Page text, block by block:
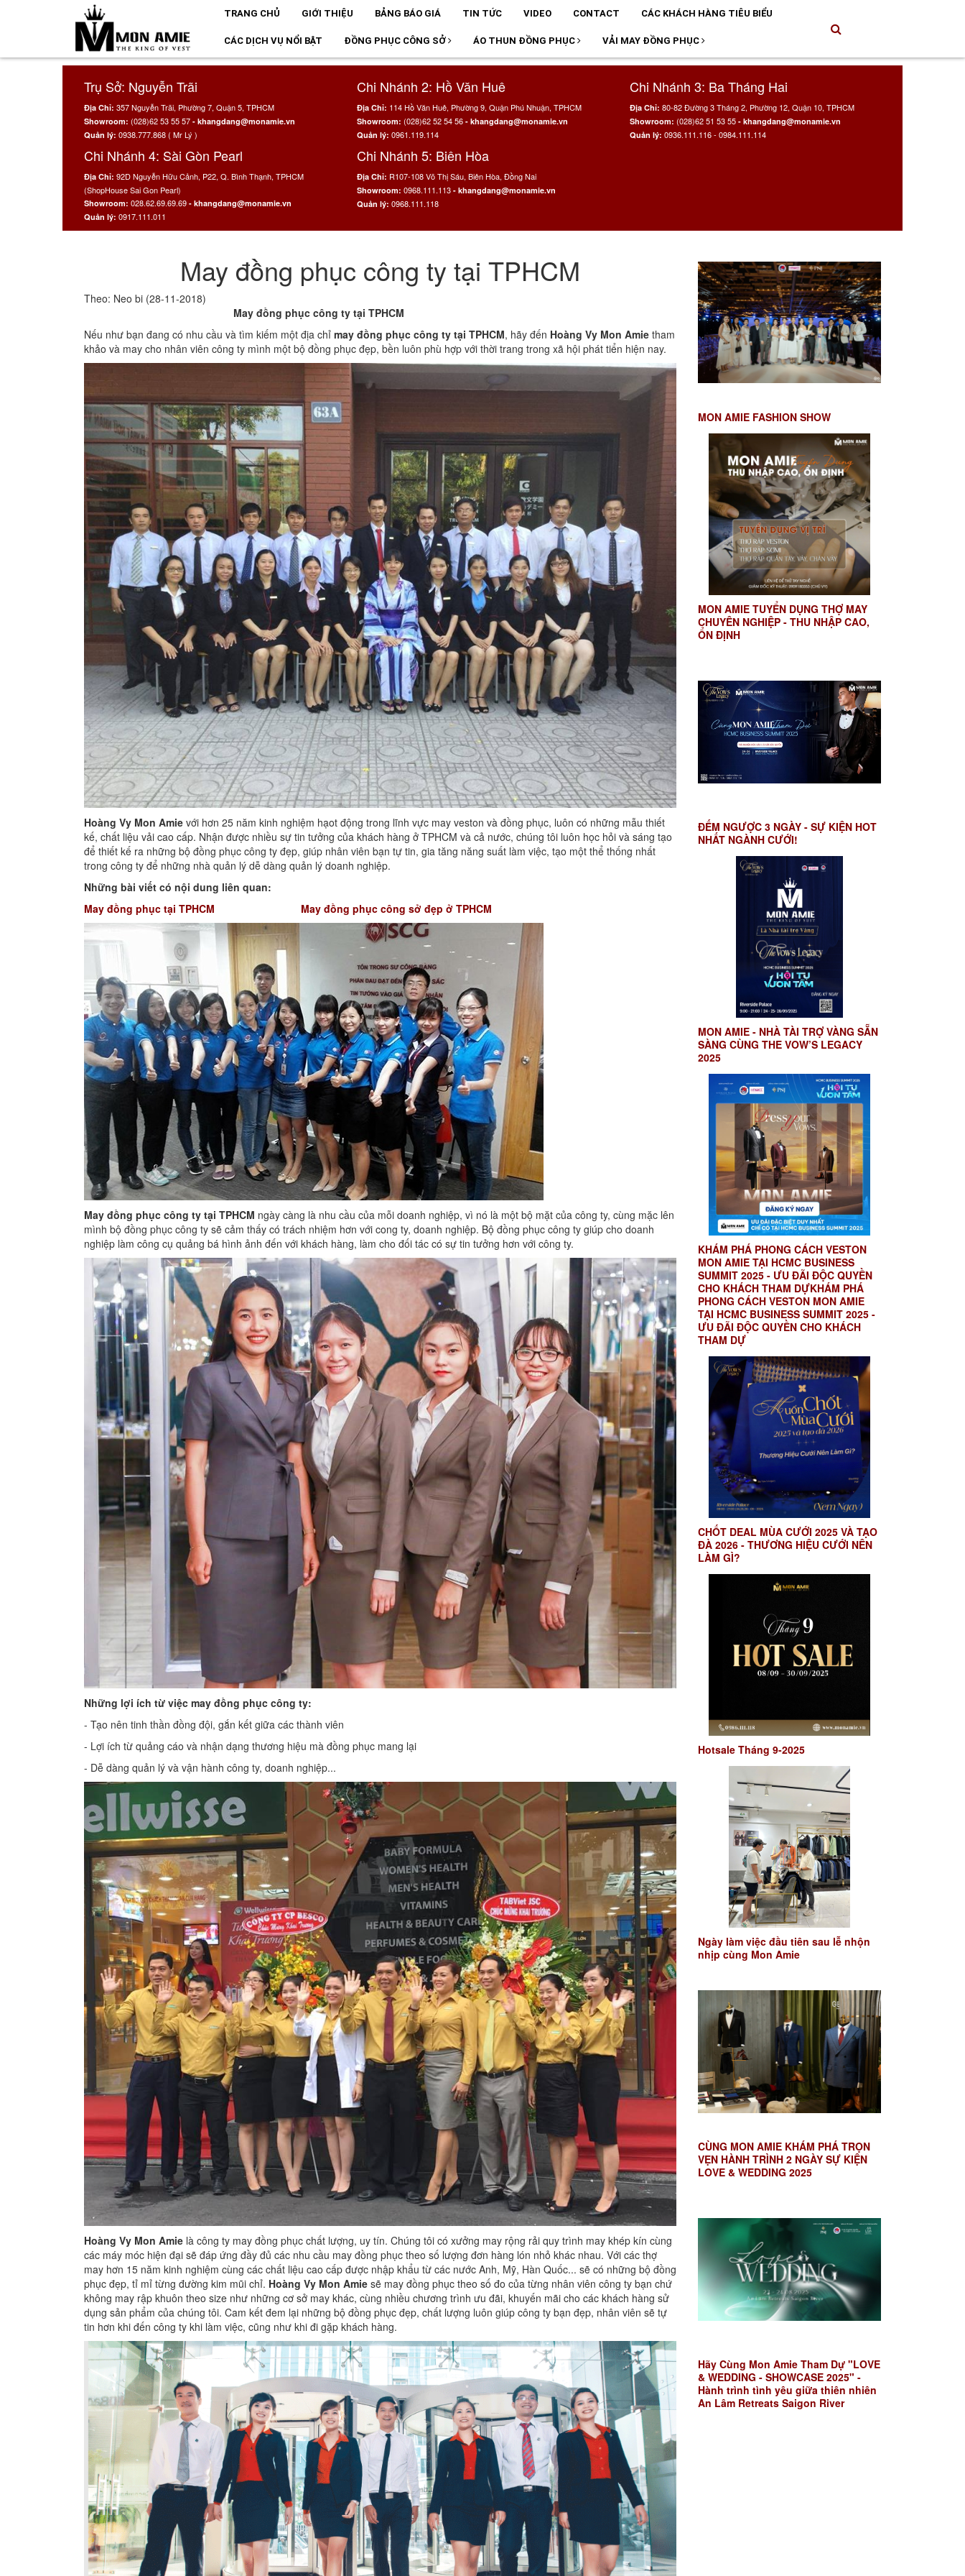
TRANG CHỦ GIỚI THIỆU BẢNG BÁO GIÁ TIN TỨC VIDEO CONTACT CÁC KHÁCH HÀNG TIÊU BIỂU
CÁC DỊCH VỤ NỔI BẬT ĐỒNG PHỤC CÔNG SỞ ÁO THUN ĐỒNG PHỤC VẢI MAY ĐỒNG PHỤC
Trụ Sở: Nguyễn Trãi
Địa Chỉ: 357 Nguyễn Trãi, Phường 7, Quận 5, TPHCM
Showroom: (028)62 53 55 57 - khangdang@monamie.vn
Quản lý: 0938.777.868 ( Mr Lý )
Chi Nhánh 2: Hồ Văn Huê
Địa Chỉ: 114 Hồ Văn Huê, Phường 9, Quận Phú Nhuận, TPHCM
Showroom: (028)62 52 54 56 - khangdang@monamie.vn
Quản lý: 0961.119.114
Chi Nhánh 3: Ba Tháng Hai
Địa Chỉ: 80-82 Đường 3 Tháng 2, Phường 12, Quận 10, TPHCM
Showroom: (028)62 51 53 55 - khangdang@monamie.vn
Quản lý: 0936.111.116 - 0984.111.114
Chi Nhánh 4: Sài Gòn Pearl
Địa Chỉ: 92D Nguyễn Hữu Cảnh, P22, Q. Bình Thạnh, TPHCM
(ShopHouse Sai Gon Pearl)
Showroom: 028.62.69.69.69 - khangdang@monamie.vn
Quản lý: 0917.111.011
Chi Nhánh 5: Biên Hòa
Địa Chỉ: R107-108 Võ Thị Sáu, Biên Hòa, Đồng Nai
Showroom: 0968.111.113 - khangdang@monamie.vn
Quản lý: 0968.111.118
May đồng phục công ty tại TPHCM
Theo: Neo bi (28-11-2018)
May đồng phục công ty tại TPHCM
Nếu như bạn đang có nhu cầu và tìm kiếm một địa chỉ may đồng phục công ty tại TPHCM, hãy đến Hoàng Vy Mon Amie tham
khảo và may cho nhân viên công ty mình một bộ đồng phục đẹp, bền luôn phù hợp với thời trang trong xã hội phát tiển hiện nay.
Hoàng Vy Mon Amie với hơn 25 năm kinh nghiệm hạot động trong lĩnh vực may veston và đồng phục, luôn có những mẫu thiết
kế, chất liệu vải cao cấp. Nhận được nhiều sự tin tưởng của khách hàng ở TPHCM và cả nước, chúng tôi luôn học hỏi và sáng tạo
để thiết kế ra những bộ đồng phục công ty đẹp, giúp nhân viên bạn tự tin, gia tăng năng suất làm việc, tạo một thể thống nhất
trong công ty để những nhà quản lý dễ dàng quản lý doanh nghiệp.
Những bài viết có nội dung liên quan:
May đồng phục tại TPHCM
May đồng phục công sở đẹp ở TPHCM
May đồng phục công ty tại TPHCM ngày càng là nhu cầu của mỗi doanh nghiệp, vì nó là một bộ mặt của công ty, cùng mặc lên
mình bộ đồng phục công ty sẽ cảm thấy có trách nhiệm hơn với cong ty, doanh nghiệp. Bộ đồng phục công ty giúp cho doanh
nghiệp làm công cụ quảng bá hình ảnh đến với khách hàng, làm cho đối tác có sự tin tưởng hơn với công ty.
Những lợi ích từ việc may đồng phục công ty:
- Tạo nên tinh thần đồng đội, gắn kết giữa các thành viên
- Lợi ích từ quảng cáo và nhận dạng thương hiệu mà đồng phục mang lại
- Dễ dàng quản lý và vận hành công ty, doanh nghiệp...
Hoàng Vy Mon Amie là công ty may đồng phục chất lượng, uy tín. Chúng tôi có xưởng may rộng rải quy trình may khép kín cùng
các máy móc hiện đại sẽ đáp ứng đầy đủ các nhu cầu may đồng phục theo số lượng đơn hàng lón nhỏ khác nhau. Với các thợ
may hơn 15 năm kinh nghiệm cùng các chất liệu cao cấp được nhập khẩu từ các nước Anh, Mỹ, Hàn Quốc... sẽ có những bộ đồng
phục đẹp, tỉ mỉ từng đường kim mũi chỉ. Hoàng Vy Mon Amie sẽ may đồng phục theo số đo của từng nhân viên công ty bạn chứ
không may rập khuôn theo size như những cơ sở may khác, cùng nhiều chương trình ưu đãi, khuyến mãi cho các khách hàng sử
dụng sản phẩm của chúng tôi. Cam kết đem lại những bộ đồng phục đẹp, chất lượng luôn giúp công ty bạn đẹp, nhân viên sẽ tự
tin hơn khi đến công ty khi làm việc, cũng như khi đi gặp khách hàng.
MON AMIE FASHION SHOW
MON AMIE TUYỂN DỤNG THỢ MAY
CHUYÊN NGHIỆP - THU NHẬP CAO,
ỔN ĐỊNH
ĐẾM NGƯỢC 3 NGÀY - SỰ KIỆN HOT
NHẤT NGÀNH CƯỚI!
MON AMIE - NHÀ TÀI TRỢ VÀNG SẴN
SÀNG CÙNG THE VOW’S LEGACY
2025
KHÁM PHÁ PHONG CÁCH VESTON
MON AMIE TẠI HCMC BUSINESS
SUMMIT 2025 - ƯU ĐÃI ĐỘC QUYỀN
CHO KHÁCH THAM DỰKHÁM PHÁ
PHONG CÁCH VESTON MON AMIE
TẠI HCMC BUSINESS SUMMIT 2025 -
ƯU ĐÃI ĐỘC QUYỀN CHO KHÁCH
THAM DỰ
CHỐT DEAL MÙA CƯỚI 2025 VÀ TẠO
ĐÀ 2026 - THƯƠNG HIỆU CƯỚI NÊN
LÀM GÌ?
Hotsale Tháng 9-2025
Ngày làm việc đầu tiên sau lễ nhộn
nhịp cùng Mon Amie
CÙNG MON AMIE KHÁM PHÁ TRỌN
VẸN HÀNH TRÌNH 2 NGÀY SỰ KIỆN
LOVE & WEDDING 2025
Hãy Cùng Mon Amie Tham Dự "LOVE
& WEDDING - SHOWCASE 2025" -
Hành trình tình yêu giữa thiên nhiên
An Lâm Retreats Saigon River